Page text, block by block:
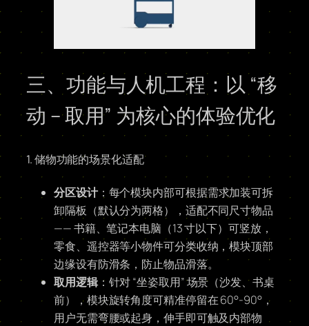
三、功能与人机工程：以 “移
动 – 取用” 为核心的体验优化
1. 储物功能的场景化适配
分区设计：每个模块内部可根据需求加装可拆
卸隔板（默认分为两格），适配不同尺寸物品
—— 书籍、笔记本电脑（13 寸以下）可竖放，
零食、遥控器等小物件可分类收纳，模块顶部
边缘设有防滑条，防止物品滑落。
取用逻辑：针对 “坐姿取用” 场景（沙发、书桌
前），模块旋转角度可精准停留在 60°-90°，
用户无需弯腰或起身，伸手即可触及内部物